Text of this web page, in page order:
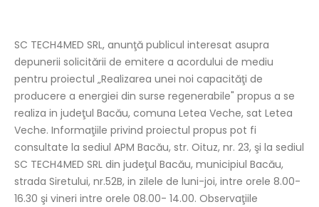
SC TECH4MED SRL, anunţă publicul interesat asupra
depunerii solicitării de emitere a acordului de mediu
pentru proiectul „Realizarea unei noi capacităţi de
producere a energiei din surse regenerabile" propus a se
realiza in judeţul Bacău, comuna Letea Veche, sat Letea
Veche. Informaţiile privind proiectul propus pot fi
consultate la sediul APM Bacău, str. Oituz, nr. 23, şi la sediul
SC TECH4MED SRL din judeţul Bacău, municipiul Bacău,
strada Siretului, nr.52B, in zilele de luni-joi, intre orele 8.00-
16.30 şi vineri intre orele 08.00- 14.00. Observaţiile